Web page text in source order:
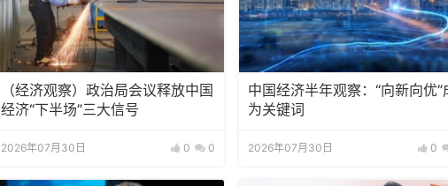
（经济观察）政治局会议释放中国
经济“下半场”三大信号
2026年07月30日 0 0
中国经济半年观察：“向新向优”
为关键词
2026年07月30日 0